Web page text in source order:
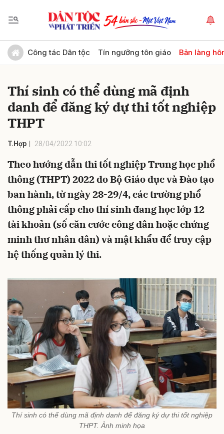
Công tác Dân tộc Tín ngưỡng tôn giáo Bản làng
Thí sinh có thể dùng mã định
danh để đăng ký dự thi tốt nghiệp
THPT
T.Hợp 28/04/2022 10:02
Theo hướng dẫn thi tốt nghiệp Trung học phổ
thông (THPT) 2022 do Bộ Giáo dục và Đào tạo
ban hành, từ ngày 28-29/4, các trường phổ
thông phải cấp cho thí sinh đang học lớp 12
tài khoản (số căn cước công dân hoặc chứng
minh thư nhân dân) và mật khẩu để truy cập
hệ thống quản lý thi.
Thí sinh có thể dùng mã định danh để đăng ký dự thi tốt nghiệp
THPT. Ảnh minh họa
Gửi bình luận